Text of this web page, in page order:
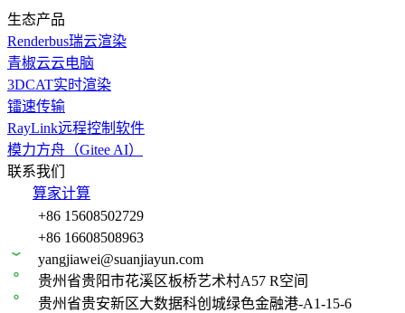
生态产品
Renderbus瑞云渲染
青椒云云电脑
3DCAT实时渲染
镭速传输
RayLink远程控制软件
模力方舟（Gitee AI）
联系我们
算家计算
+86 15608502729
+86 16608508963
yangjiawei@suanjiayun.com
贵州省贵阳市花溪区板桥艺术村A57 R空间
贵州省贵安新区大数据科创城绿色金融港-A1-15-6